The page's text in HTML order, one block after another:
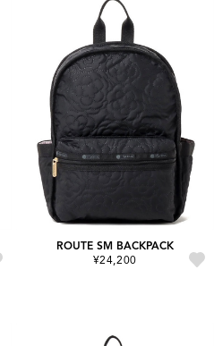
ROUTE SM BACKPACK
¥24,200